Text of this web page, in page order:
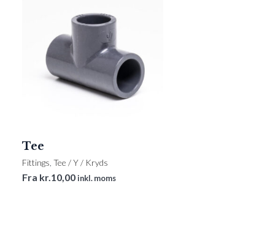
Tee
Fittings Tee / Y / Kryds
Fra kr.10,00inkl. moms